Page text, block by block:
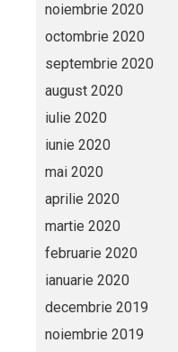
noiembrie 2020
octombrie 2020
septembrie 2020
august 2020
iulie 2020
iunie 2020
mai 2020
aprilie 2020
martie 2020
februarie 2020
ianuarie 2020
decembrie 2019
noiembrie 2019